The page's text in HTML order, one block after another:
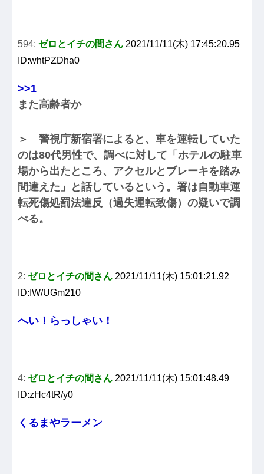
594: ゼロとイチの間さん 2021/11/11(木) 17:45:20.95
ID:whtPZDha0
>>1
また高齢者か
＞ 警視庁新宿署によると、車を運転していた
のは80代男性で、調べに対して「ホテルの駐車
場から出たところ、アクセルとブレーキを踏み
間違えた」と話しているという。署は自動車運
転死傷処罰法違反（過失運転致傷）の疑いで調
べる。
2: ゼロとイチの間さん 2021/11/11(木) 15:01:21.92
ID:IW/UGm210
へい！らっしゃい！
4: ゼロとイチの間さん 2021/11/11(木) 15:01:48.49
ID:zHc4tR/y0
くるまやラーメン